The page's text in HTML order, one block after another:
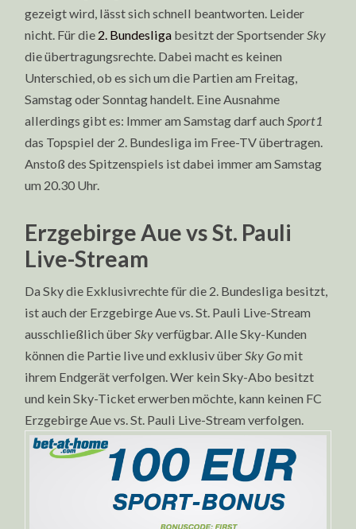
gezeigt wird, lässt sich schnell beantworten. Leider
nicht. Für die 2. Bundesliga besitzt der SportsenderSky
die übertragungsrechte. Dabei macht es keinen
Unterschied, ob es sich um die Partien am Freitag,
Samstag oder Sonntag handelt. Eine Ausnahme
allerdings gibt es: Immer am Samstag darf auchSport1
das Topspiel der 2. Bundesliga im Free-TV übertragen.
Anstoß des Spitzenspiels ist dabei immer am Samstag
um 20.30 Uhr.
Erzgebirge Aue vs St. Pauli
Live-Stream
Da Sky die Exklusivrechte für die 2. Bundesliga besitzt,
ist auch der Erzgebirge Aue vs. St. Pauli Live-Stream
ausschließlich überSkyverfügbar. Alle Sky-Kunden
können die Partie live und exklusiv überSky Gomit
ihrem Endgerät verfolgen. Wer kein Sky-Abo besitzt
und kein Sky-Ticket erwerben möchte, kann keinen FC
Erzgebirge Aue vs. St. Pauli Live-Stream verfolgen.